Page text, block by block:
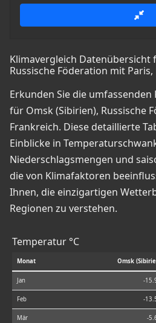
Klimavergleich Datenübersicht
Russische Föderation mit
Erkunden Sie die
für Omsk (Sibirien), Russische
Frankreich. Diese detaillierte
Einblicke in
Niederschlagsmengen und
die von Klimafaktoren
Ihnen, die einzigartigen
Regionen zu verstehen.
Temperatur °C
Monat Omsk
Jan -
Feb -
Mär -